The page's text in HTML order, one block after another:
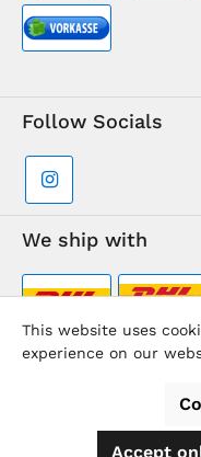
Follow Socials
We ship with
Supermarkt-
This website uses
experience on our
Accept